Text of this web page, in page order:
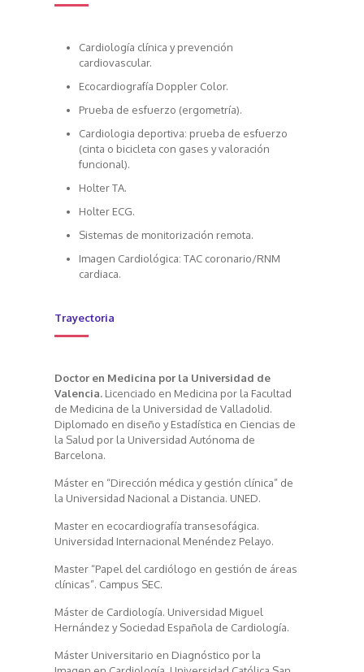
Cardiología clínica y prevención
cardiovascular.
Ecocardiografía Doppler Color.
Prueba de esfuerzo (ergometría).
Cardiologia deportiva: prueba de esfuerzo
(cinta o bicicleta con gases y valoración
funcional).
Holter TA.
Holter ECG.
Sistemas de monitorización remota.
Imagen Cardiológica: TAC coronario/RNM
cardiaca.
Trayectoria
Doctor en Medicina por la Universidad de
Valencia.Licenciado en Medicina por la Facultad
de Medicina de la Universidad de Valladolid.
Diplomado en diseño y Estadística en Ciencias de
la Salud por la Universidad Autónoma de
Barcelona.
Máster en “Dirección médica y gestión clínica” de
la Universidad Nacional a Distancia. UNED.
Master en ecocardiografía transesofágica.
Universidad Internacional Menéndez Pelayo.
Master “Papel del cardiólogo en gestión de áreas
clínicas”. Campus SEC.
Máster de Cardiología. Universidad Miguel
Hernández y Sociedad Española de Cardiología.
Máster Universitario en Diagnóstico por la